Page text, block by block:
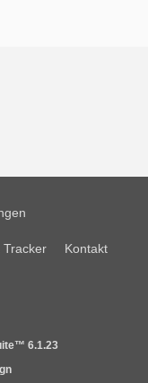
Tracker Kontakt
6.1.23